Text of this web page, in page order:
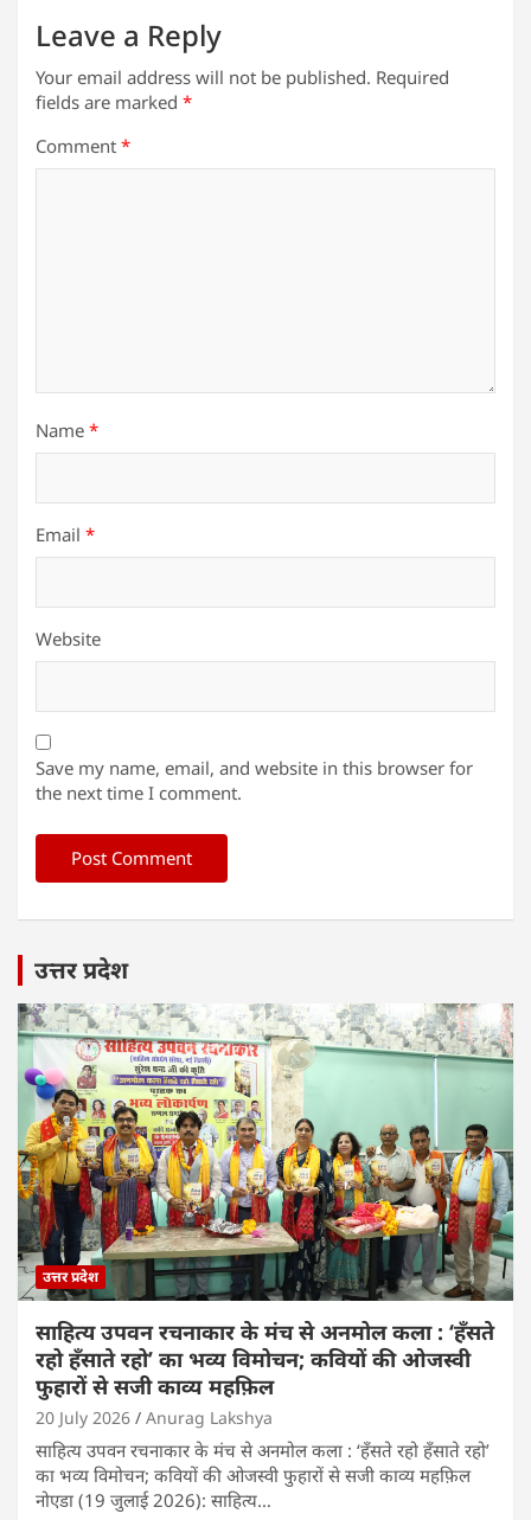
Leave a Reply
Your email address will not be published. Required
fields are marked *
Comment *
Name *
Email *
Website
Save my name, email, and website in this browser for
the next time I comment.
उत्तर प्रदेश
उत्तर प्रदेश
साहित्य उपवन रचनाकार के मंच से अनमोल कला : ‘हॅंसते
रहो हॅंसाते रहो’ का भव्य विमोचन; कवियों की ओजस्वी
फुहारों से सजी काव्य महफ़िल
20 July 2026 Anurag Lakshya
साहित्य उपवन रचनाकार के मंच से अनमोल कला : ‘हॅंसते रहो हॅंसाते रहो’
का भव्य विमोचन; कवियों की ओजस्वी फुहारों से सजी काव्य महफ़िल
नोएडा (19 जुलाई 2026): साहित्य…